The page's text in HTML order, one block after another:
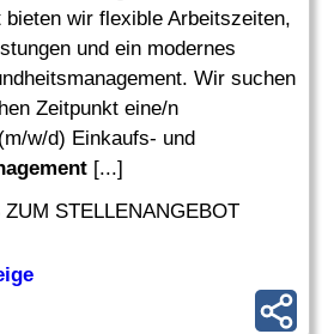
wir flexible Arbeitszeiten,
und ein modernes
Wir suchen
Zeitpunkt eine/n
w/d) Einkaufs- und
[...]
STELLENANGEBOT